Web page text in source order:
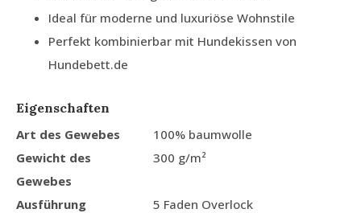
Ideal für moderne und luxuriöse Wohnstile
Perfekt kombinierbar mit Hundekissen von
Hundebett.de
Eigenschaften
Art des Gewebes
100% baumwolle
Gewicht des
Gewebes
300 g/m²
Ausführung
5 Faden Overlock